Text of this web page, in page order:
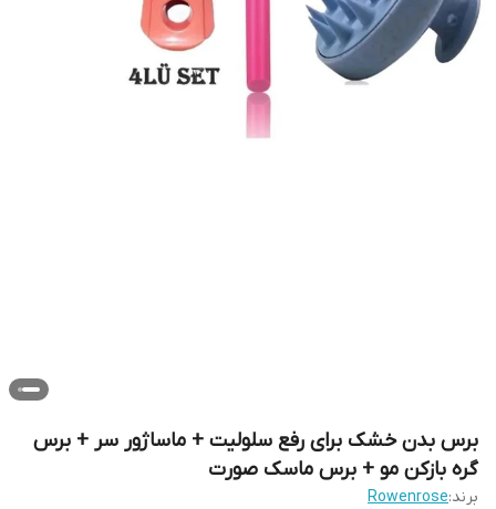
برس بدن خشک برای رفع سلولیت + ماساژور سر + برس
گره بازکن مو + برس ماسک صورت
برند:Rowenrose